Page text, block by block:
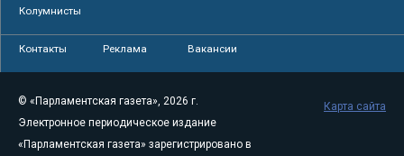
Колумнисты
Контакты Реклама Вакансии
© «Парламентская газета», 2026 г.
Электронное периодическое издание
«Парламентская газета» зарегистрировано в
Карта сайта